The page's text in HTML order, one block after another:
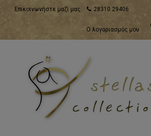
Επικοινωνήστε μαζί μας 28310 29406
Ο λογαριασμός μου